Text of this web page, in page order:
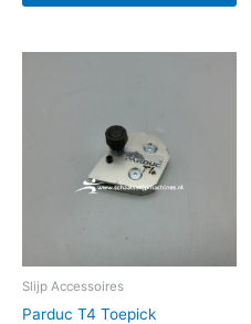
Slijp Accessoires
Parduc T4 Toepick